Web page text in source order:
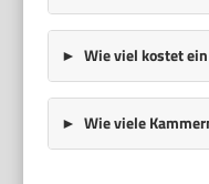
Wie viel kostet
Wie viele